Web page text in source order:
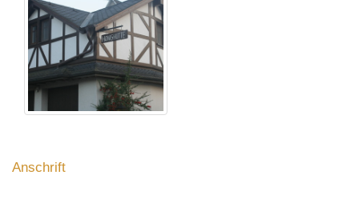
Anschrift